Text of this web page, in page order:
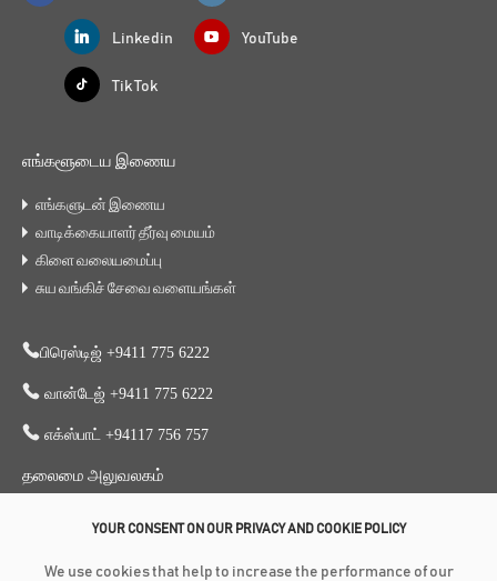
Linkedin YouTube
Tik Tok
எங்களூடைய இணைய
எங்களுடன் இணைய
வாடிக்கையாளர் தீர்வு மையம்
கிளை வலையமைப்பு
சுய வங்கிச் சேவை வளையங்கள்
பிரெஸ்டிஜ் +9411 775 6222
வான்டேஜ் +9411 775 6222
எக்ஸ்பாட் +94117 756 757
தலைமை அலுவலகம்
353, காலி வீதி, கொழும்பு 03
+94 112 574 419
YOUR CONSENT ON OUR PRIVACY AND COOKIE POLICY
We use cookies that help to increase the performance of our